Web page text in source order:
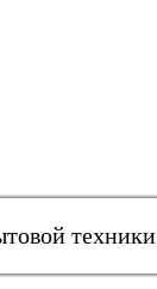
техники